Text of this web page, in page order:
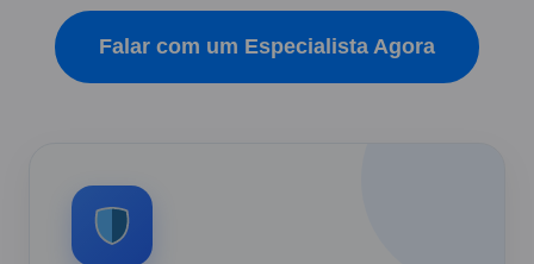
Falar com um Especialista Agora